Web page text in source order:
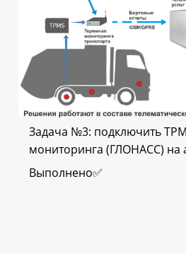
Задача №3: подключить
мониторинга (ГЛОНАСС) на
Выполнено✅